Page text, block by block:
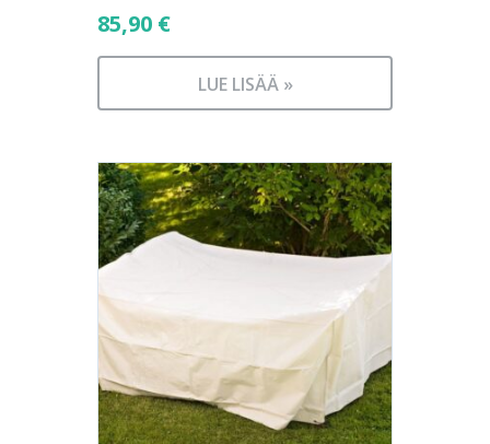
85,90 €
LUE LISÄÄ »